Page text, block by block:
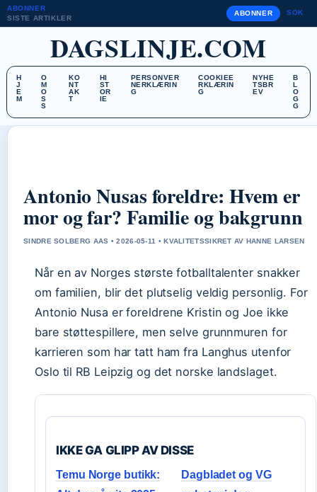
ABONNER
SISTE ARTIKLER
ABONNER SOK
DAGSLINJE.COM
H
J
E
M
O
M
O
S
S
KO
NT
AK
T
HI
ST
OR
IE
PERSONVER
NERKLÆRIN
G
COOKIEE
RKLÆRIN
G
NYHE
TSBR
EV
B
L
O
G
G
Antonio Nusas foreldre: Hvem er
mor og far? Familie og bakgrunn
SINDRE SOLBERG AAS • 2026-05-11 • KVALITETSSIKRET AV HANNE LARSEN
Når en av Norges største fotballtalenter snakker
om familien, blir det plutselig veldig personlig. For
Antonio Nusa er foreldrene Kristin og Joe ikke
bare støttespillere, men selve grunnmuren for
karrieren som har tatt ham fra Langhus utenfor
Oslo til RB Leipzig og det norske landslaget.
IKKE GA GLIPP AV DISSE
Temu Norge butikk:
Dagbladet og VG